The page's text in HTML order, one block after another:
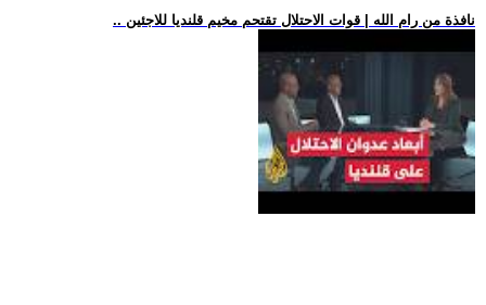
.. نافذة من رام الله | قوات الاحتلال تقتحم مخيم قلنديا للاجئين